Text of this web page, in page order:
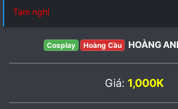
Tạm nghỉ
Cosplay Hoàng Cầu HOÀNG
Giá: 1,000K